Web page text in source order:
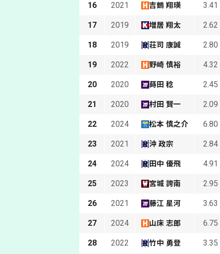
16 2021 吉鶴 翔瑛 3.41
17 2019 増居 翔太 2.62
18 2019 荘司 康誠 2.80
19 2022 野崎 慎裕 4.32
20 2020 蒔田 稔 2.45
21 2020 村田 賢一 2.09
22 2024 松本 慎之介 6.80
23 2021 沖 政宗 2.84
24 2024 田中 優飛 4.91
25 2023 宮城 誇南 2.95
26 2021 藤江 星河 3.63
27 2024 山床 志郎 6.75
28 2022 竹中 勇登 3.35